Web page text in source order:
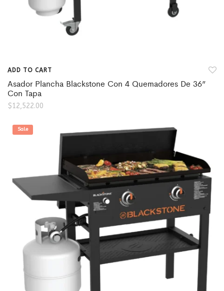
ADD TO CART
Asador Plancha Blackstone Con 4 Quemadores De 36”
Con Tapa
$12,522.00
Sale